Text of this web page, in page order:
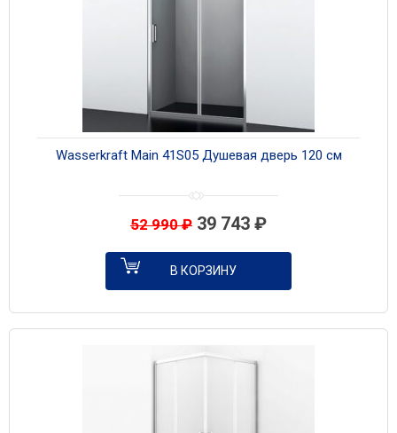
Wasserkraft Main 41S05 Душевая дверь 120 см
52 990₽ 39 743 ₽
В КОРЗИНУ